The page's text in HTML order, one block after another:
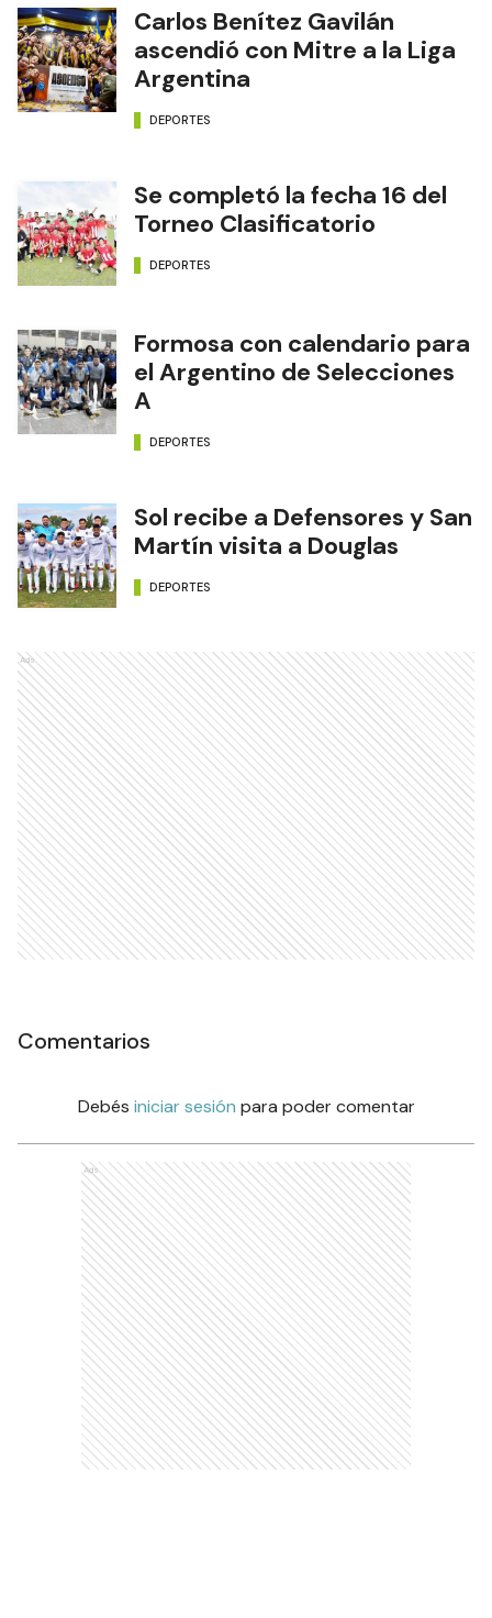
Carlos Benítez Gavilán
ascendió con Mitre a la Liga
Argentina
DEPORTES
Se completó la fecha 16 del
Torneo Clasificatorio
DEPORTES
Formosa con calendario para
el Argentino de Selecciones
A
DEPORTES
Sol recibe a Defensores y San
Martín visita a Douglas
DEPORTES
Ads
Comentarios
Debés iniciar sesión para poder comentar
Ads